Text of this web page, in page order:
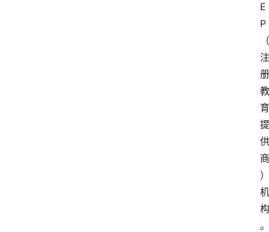
E
P
（
注
册
教
育
提
供
商
）
机
构
。